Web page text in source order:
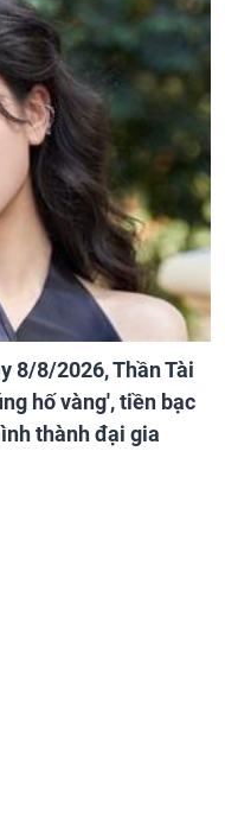
8/8/2026, Thần Tài
hố vàng', tiền bạc
thành đại gia